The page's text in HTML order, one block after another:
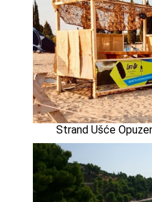
Strand Ušće